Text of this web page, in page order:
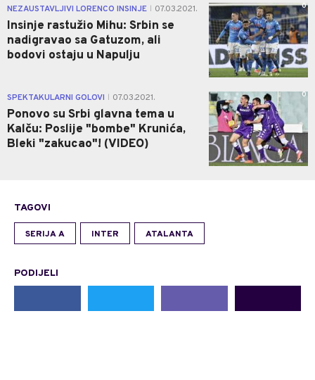
NEZAUSTAVLJIVI LORENCO INSINJE 07.03.2021.
Insinje rastužio Mihu: Srbin se
nadigravao sa Gatuzom, ali
bodovi ostaju u Napulju
0
SPEKTAKULARNI GOLOVI 07.03.2021.
Ponovo su Srbi glavna tema u
Kalču: Poslije "bombe" Krunića,
Bleki "zakucao"! (VIDEO)
0
TAGOVI
SERIJA A INTER ATALANTA
PODIJELI